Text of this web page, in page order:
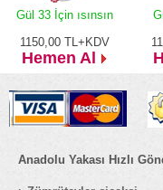
Gül 33 İçin ısınsın
1150,00 TL+KDV
Hemen Al
Anadolu Yakası Hızlı